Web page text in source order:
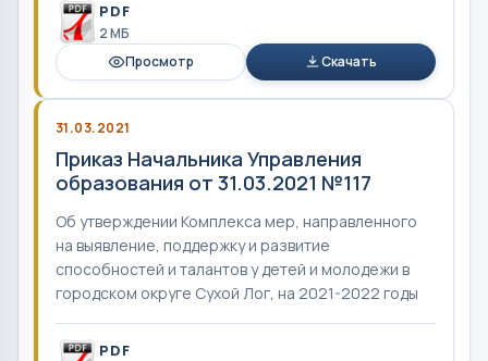
PDF
2 MБ
Просмотр
Скачать
31.03.2021
Приказ Начальника Управления
образования от 31.03.2021 №117
Об утверждении Комплекса мер, направленного
на выявление, поддержку и развитие
способностей и талантов у детей и молодежи в
городском округе Сухой Лог, на 2021-2022 годы
PDF